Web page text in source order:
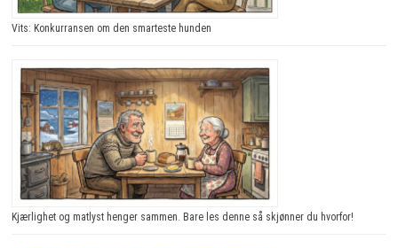
Vits: Konkurransen om den smarteste hunden
Kjærlighet og matlyst henger sammen. Bare les denne så skjønner du hvorfor!